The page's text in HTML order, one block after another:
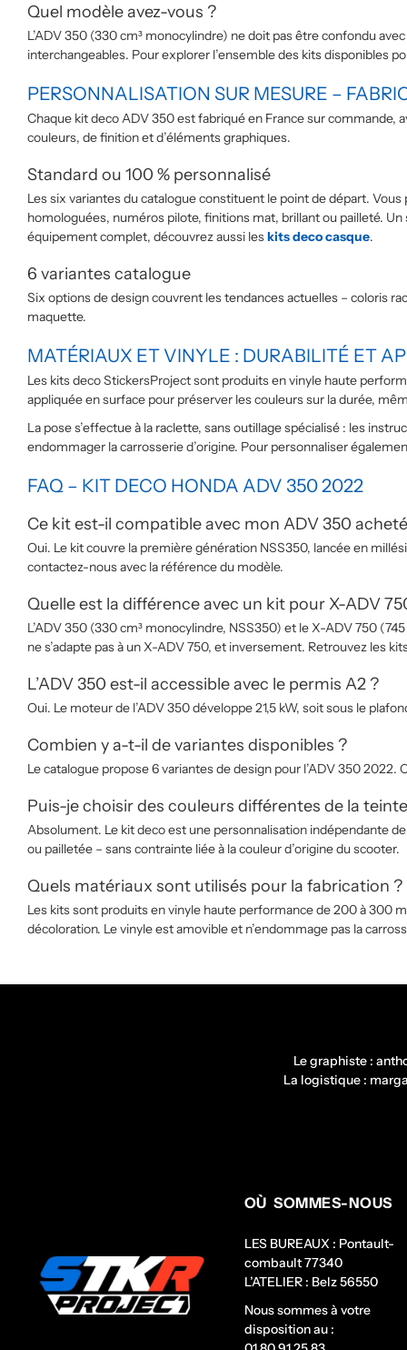
Quel modèle avez-vous ?
L’ADV 350 (330 cm³ monocylindre) ne doit pas être confondu
interchangeables. Pour explorer l’ensemble des kits disponibles
PERSONNALISATION SUR MESURE –
Chaque kit deco ADV 350 est fabriqué en France sur commande,
couleurs, de finition et d’éléments graphiques.
Standard ou 100 % personnalisé
Les six variantes du catalogue constituent le point de départ.
homologuées, numéros pilote, finitions mat, brillant ou pailleté.
équipement complet, découvrez aussi leskits deco casque.
6 variantes catalogue
Six options de design couvrent les tendances actuelles – coloris
maquette.
MATÉRIAUX ET VINYLE : DURABILITÉ ET
Les kits deco StickersProject sont produits en vinyle haute
appliquée en surface pour préserver les couleurs sur la durée,
La pose s’effectue à la raclette, sans outillage spécialisé : les
endommager la carrosserie d’origine. Pour personnaliser
FAQ – KIT DECO HONDA ADV 350 2022
Ce kit est-il compatible avec mon ADV 350
Oui. Le kit couvre la première génération NSS350, lancée en
contactez-nous avec la référence du modèle.
Quelle est la différence avec un kit pour X-ADV
L’ADV 350 (330 cm³ monocylindre, NSS350) et le X-ADV 750
ne s’adapte pas à un X-ADV 750, et inversement. Retrouvez les
L’ADV 350 est-il accessible avec le permis A2 ?
Oui. Le moteur de l’ADV 350 développe 21,5 kW, soit sous le
Combien y a-t-il de variantes disponibles ?
Le catalogue propose 6 variantes de design pour l’ADV 350
Puis-je choisir des couleurs différentes de la
Absolument. Le kit deco est une personnalisation indépendante
ou pailletée – sans contrainte liée à la couleur d’origine du scooter.
Quels matériaux sont utilisés pour la fabrication ?
Les kits sont produits en vinyle haute performance de 200 à 300
décoloration. Le vinyle est amovible et n’endommage pas la
Le graphiste :
La logistique :
OÙ SOMMES-NOUS
LES BUREAUX : Pontault-
combault 77340
L’ATELIER : Belz 56550
Nous sommes à votre
disposition au :